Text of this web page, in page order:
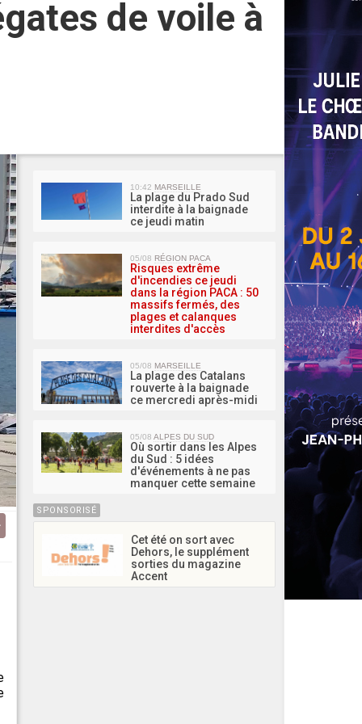
de voile à
10:42 MARSEILLE
La plage du Prado Sud
interdite à la baignade
ce jeudi matin
05/08 RÉGION PACA
Risques extrême
d'incendies ce jeudi
dans la région PACA : 50
massifs fermés, des
plages et calanques
interdites d'accès
05/08 MARSEILLE
La plage des Catalans
rouverte à la baignade
ce mercredi après-midi
05/08 ALPES DU SUD
Où sortir dans les Alpes
du Sud : 5 idées
d'événements à ne pas
manquer cette semaine
SPONSORISÉ
Cet été on sort avec
Dehors, le supplément
sorties du magazine
Accent